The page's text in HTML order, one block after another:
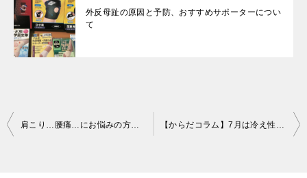
外反母趾の原因と予防、おすすめサポーターについ
て
投
肩こり…腰痛…にお悩みの方多いのでは。。。。。 【からだコラム】7月は冷え性・体のだるさに要注意！